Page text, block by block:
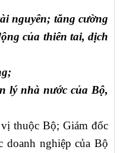
nguyên; tăng cường
của thiên tai, dịch
lý nhà nước của Bộ,
thuộc Bộ; Giám đốc
doanh nghiệp của Bộ